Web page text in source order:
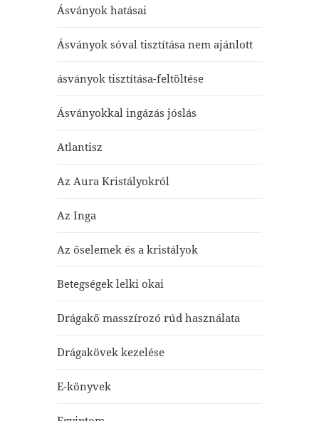
Ásványok hatásai
Ásványok sóval tisztítása nem ajánlott
ásványok tisztítása-feltöltése
Ásványokkal ingázás jóslás
Atlantisz
Az Aura Kristályokról
Az Inga
Az őselemek és a kristályok
Betegségek lelki okai
Drágakő masszírozó rúd használata
Drágakövek kezelése
E-könyvek